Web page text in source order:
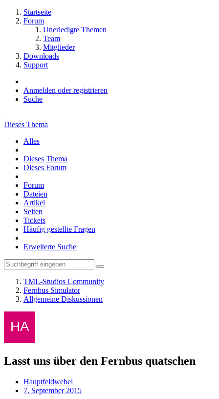
Startseite
Forum
Unerledigte Themen
Team
Mitglieder
Downloads
Support
Anmelden oder registrieren
Suche
Dieses Thema
Alles
Dieses Thema
Dieses Forum
Forum
Dateien
Artikel
Seiten
Tickets
Häufig gestellte Fragen
Erweiterte Suche
TML-Studios Community
Fernbus Simulator
Allgemeine Diskussionen
Lasst uns über den Fernbus quatschen
Hauptfeldwebel
7. September 2015